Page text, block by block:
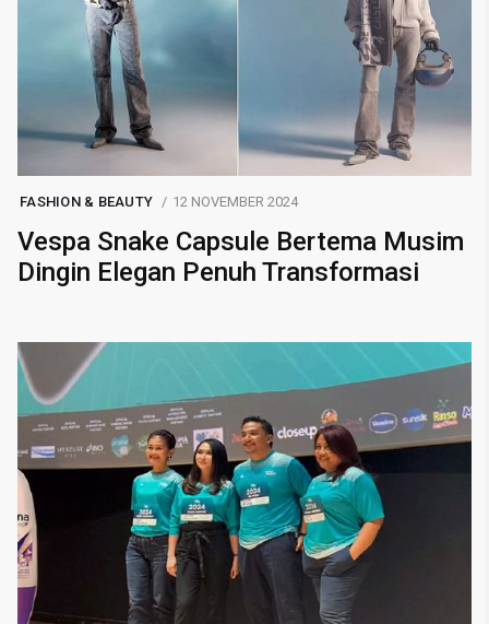
FASHION & BEAUTY 12 NOVEMBER 2024
Vespa Snake Capsule Bertema Musim
Dingin Elegan Penuh Transformasi